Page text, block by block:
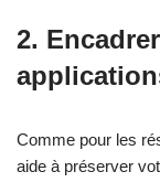
2.
Comme pour les
aide à préserver